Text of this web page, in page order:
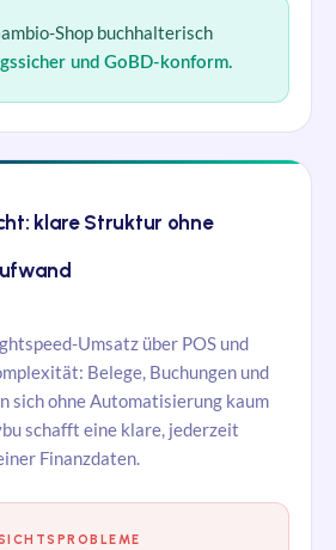
Shop buchhalterisch
und GoBD-konform.
klare Struktur ohne
Umsatz über POS und
Belege, Buchungen und
sich ohne Automatisierung kaum
schafft eine klare, jederzeit
Finanzdaten.